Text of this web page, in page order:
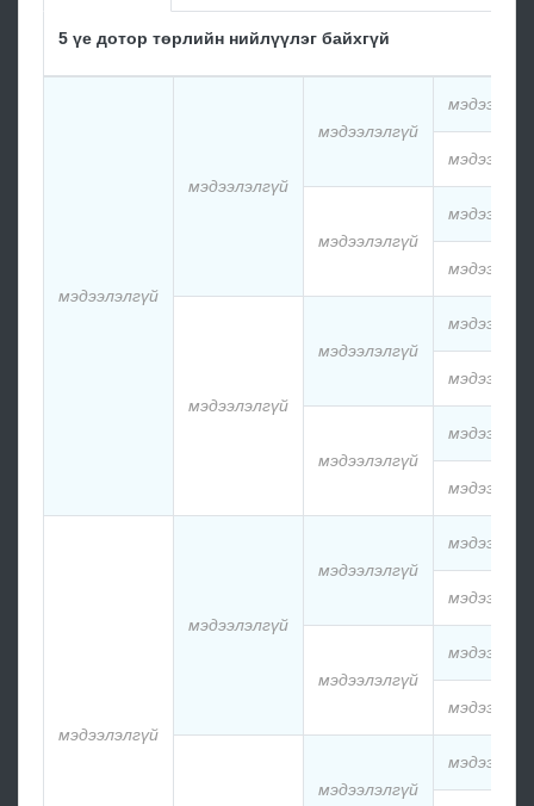
5 үе дотор төрлийн нийлүүлэг байхгүй
мэдээлэлгүй
мэдээлэлгүй
мэдээлэлгүй
мэдээлэлгүй
мэдээлэлгүй
мэдээлэлгүй
мэдээлэлгүй
мэдээлэлгүй
мэдээлэлгүй
мэдээлэлгүй
мэдээлэлгүй
мэдээлэлгүй